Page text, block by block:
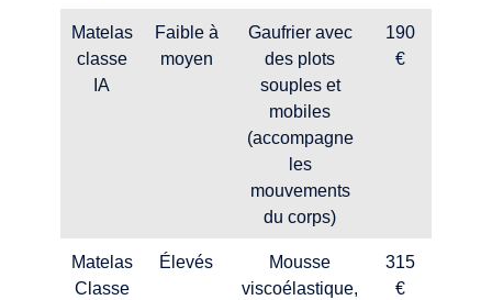
Matelas
classe
IA
Faible à
moyen
Gaufrier avec
des plots
souples et
mobiles
(accompagne
les
mouvements
du corps)
190
€
Matelas
Classe
Élevés
Mousse
viscoélastique,
315
€